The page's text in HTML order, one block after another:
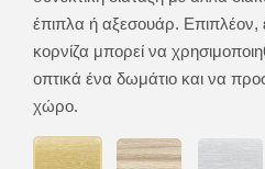
έπιπλα ή αξεσουάρ. Επιπλέον,
κορνίζα μπορεί να
οπτικά ένα δωμάτιο και να
χώρο.